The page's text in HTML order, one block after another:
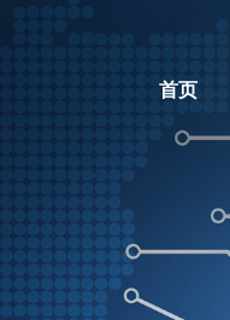
首页